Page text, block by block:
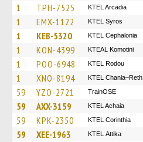
1 TPH-7525 KTEL Arcadia
1 EMX-1122 KTEL Syros
1 KEB-5320 KTEL Cephalonia
1 KON-4399 KTEAL Komotini
1 POO-6948 ΚΤΕL Rodou
1 XNO-8194 KTEL Chania–Reth.
59 YZO-2721 TrainΟSE
59 AXX-3159 KTEL Achaia
59 KPK-2350 KTEL Corinthia
59 XEE-1963 KΤΕL Αttika